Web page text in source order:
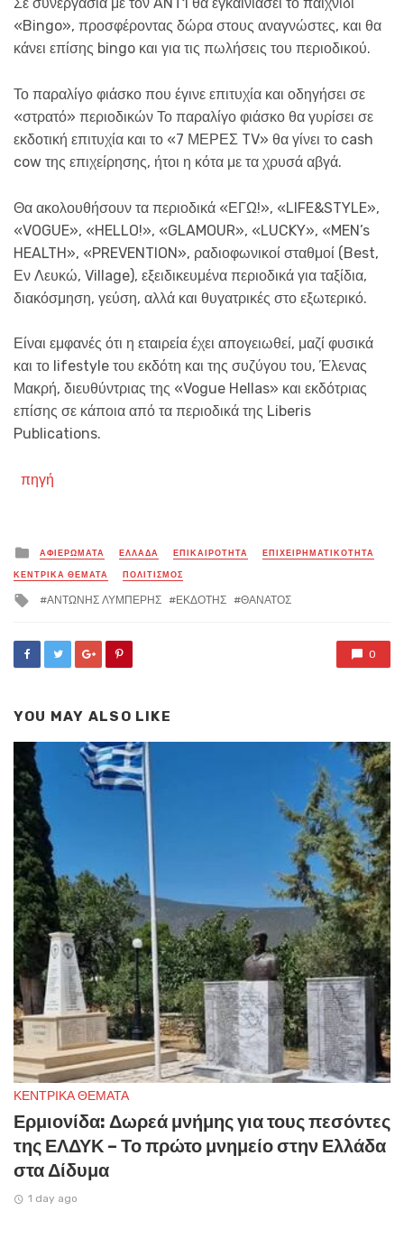
Σε συνεργασία με τον ANT1 θα εγκαινιάσει το παιχνίδι
«Bingo», προσφέροντας δώρα στους αναγνώστες, και θα
κάνει επίσης bingo και για τις πωλήσεις του περιοδικού.
Το παραλίγο φιάσκο που έγινε επιτυχία και οδηγήσει σε
«στρατό» περιοδικών Το παραλίγο φιάσκο θα γυρίσει σε
εκδοτική επιτυχία και το «7 ΜΕΡΕΣ TV» θα γίνει το cash
cow της επιχείρησης, ήτοι η κότα με τα χρυσά αβγά.
Θα ακολουθήσουν τα περιοδικά «ΕΓΩ!», «LIFE&STYLE»,
«VOGUE», «HELLO!», «GLAMOUR», «LUCKY», «MEN’s
HEALTH», «PREVENTION», ραδιοφωνικοί σταθμοί (Best,
Εν Λευκώ, Village), εξειδικευμένα περιοδικά για ταξίδια,
διακόσμηση, γεύση, αλλά και θυγατρικές στο εξωτερικό.
Είναι εμφανές ότι η εταιρεία έχει απογειωθεί, μαζί φυσικά
και το lifestyle του εκδότη και της συζύγου του, Έλενας
Μακρή, διευθύντριας της «Vogue Hellas» και εκδότριας
επίσης σε κάποια από τα περιοδικά της Liberis
Publications.
πηγή
Posted
in
ΑΦΙΕΡΩΜΑΤΑ ΕΛΛΑΔΑ ΕΠΙΚΑΙΡΟΤΗΤΑ ΕΠΙΧΕΙΡΗΜΑΤΙΚΟΤΗΤΑ
ΚΕΝΤΡΙΚΑ ΘΕΜΑΤΑ ΠΟΛΙΤΙΣΜΟΣ
Tagged
ΑΝΤΩΝΗΣ ΛΥΜΠΕΡΗΣ ΕΚΔΟΤΗΣ ΘΑΝΑΤΟΣ
0
YOU MAY ALSO LIKE
ΚΕΝΤΡΙΚΑ ΘΕΜΑΤΑ
Ερμιονίδα: Δωρεά μνήμης για τους πεσόντες
της ΕΛΔΥΚ – Το πρώτο μνημείο στην Ελλάδα
στα Δίδυμα
1 day ago